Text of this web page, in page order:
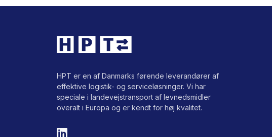
HPT er en af Danmarks førende leverandører af
effektive logistik- og serviceløsninger. Vi har
speciale i landevejstransport af levnedsmidler
overalt i Europa og er kendt for høj kvalitet.